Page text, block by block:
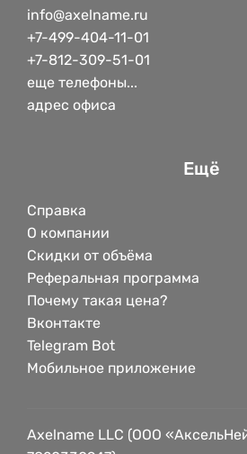
info@axelname.ru
+7-499-404-11-01
+7-812-309-51-01
еще телефоны...
адрес офиса
Ещё
Справка
О компании
Скидки от объёма
Реферальная программа
Почему такая цена?
Вконтакте
Telegram Bot
Мобильное приложение
Axelname LLC (ООО